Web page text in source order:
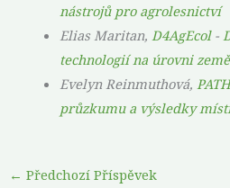
nástrojů pro agrolesnictví
Elias Maritan, D4AgEcol-
technologií na úrovni
Evelyn Reinmuthová,
průzkumu a výsledky
← Předchozí Příspěvek